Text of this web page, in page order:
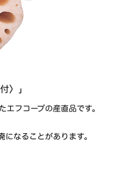
〉」
フコープの産直品です。
なることがあります。